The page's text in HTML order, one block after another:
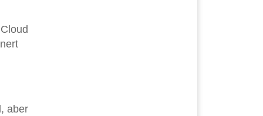
aber